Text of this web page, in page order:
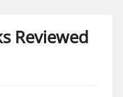
Reviewed